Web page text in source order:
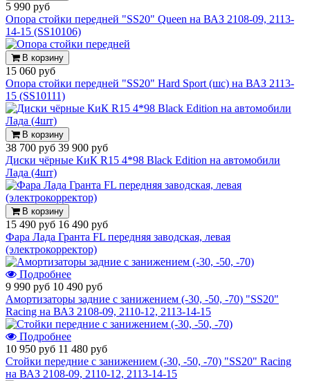
5 990 руб
Опора стойки передней "SS20" Queen на ВАЗ 2108-09, 2113-
14-15 (SS10106)
В корзину
15 060 руб
Опора стойки передней "SS20" Hard Sport (шс) на ВАЗ 2113-
15 (SS10111)
В корзину
38 700 руб 39 900 руб
Диски чёрные КиК R15 4*98 Black Edition на автомобили
Лада (4шт)
В корзину
15 490 руб 16 490 руб
Фара Лада Гранта FL передняя заводская, левая
(электрокорректор)
Подробнее
9 990 руб 10 490 руб
Амортизаторы задние с занижением (-30, -50, -70) "SS20"
Racing на ВАЗ 2108-09, 2110-12, 2113-14-15
Подробнее
10 950 руб 11 480 руб
Стойки передние с занижением (-30, -50, -70) "SS20" Racing
на ВАЗ 2108-09, 2110-12, 2113-14-15